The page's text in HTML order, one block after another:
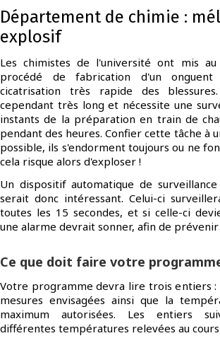
Département de chimie :
explosif
Les chimistes de l'université ont mis
procédé de fabrication d'un
cicatrisation très rapide des
cependant très long et nécessite une
instants de la préparation en train de
pendant des heures. Confier cette tâche à
possible, ils s'endorment toujours ou ne
cela risque alors d'exploser !
Un dispositif automatique de
serait donc intéressant. Celui-ci
toutes les 15 secondes, et si celle-ci
une alarme devrait sonner, afin de
Ce que doit faire votre
Votre programme devra lire trois entiers
mesures envisagées ainsi que la
maximum autorisées. Les entiers
différentes températures relevées au